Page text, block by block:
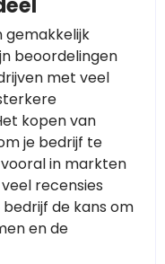
gemakkelijk
beoordelingen
met veel
kopen van
je bedrijf te
in markten
recensies
de kans om
en de